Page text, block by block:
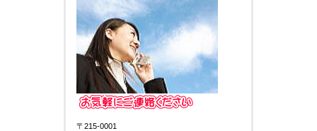
〒215-0001